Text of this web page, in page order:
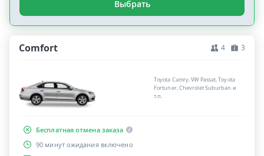
Выбрать
Comfort 4 3
Toyota Camry, VW Passat, Toyota
Fortuner, Chevrolet Suburban и
т.п.
Бесплатная отмена заказа
90 минут ожидания включено